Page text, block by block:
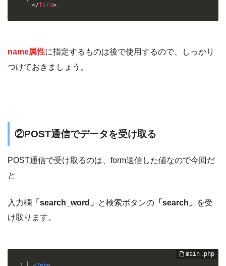
</form>
name属性に指定するものは後で使用するので、しっかり
つけておきましょう。
②POST通信でデータを受け取る
POST通信で受け取るのは、form送信した値なので今回だ
と
入力欄 「search_word」 と検索ボタンの 「search」 を受
け取ります。